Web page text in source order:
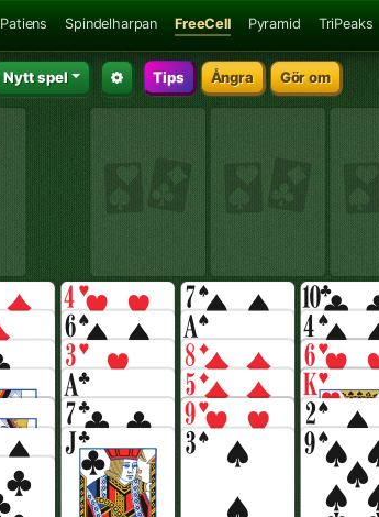
Patiens Spindelharpan FreeCell Pyramid TriPeaks
Nytt spel Tips Ångra Gör om